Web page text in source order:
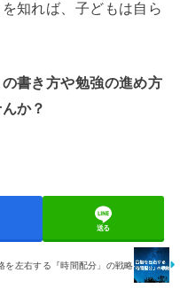
知れば、子どもは自ら
書き方や勉強の進め方
か？
送る
を左右する『時間配分」の戦略